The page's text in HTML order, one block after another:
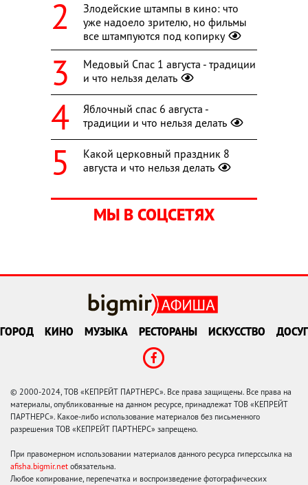
Злодейские штампы в кино: что
уже надоело зрителю, но фильмы
все штампуются под копирку
Медовый Спас 1 августа - традиции
и что нельзя делать
Яблочный спас 6 августа -
традиции и что нельзя делать
Какой церковный праздник 8
августа и что нельзя делать
МЫ В СОЦСЕТЯХ
ГОРОД КИНО МУЗЫКА РЕСТОРАНЫ ИСКУССТВО ДОСУГ
© 2000-2024, ТОВ «КЕПРЕЙТ ПАРТНЕРС». Все права защищены. Все права на
материалы, опубликованные на данном ресурсе, принадлежат ТОВ «КЕПРЕЙТ
ПАРТНЕРС». Какое-либо использование материалов без письменного
разрешения ТОВ «КЕПРЕЙТ ПАРТНЕРС» запрещено.
При правомерном использовании материалов данного ресурса гиперссылка на
afisha.bigmir.net обязательна.
Любое копирование, перепечатка и воспроизведение фотографических